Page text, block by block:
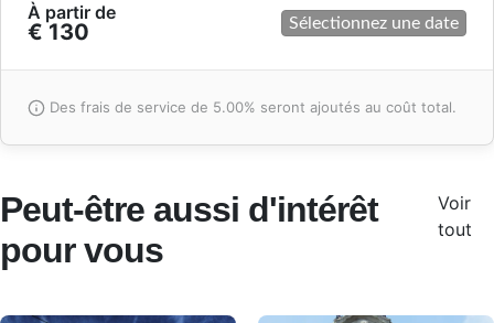
À partir de
€ 130 Sélectionnez une date
Des frais de service de 5.00% seront ajoutés au coût total.
Peut-être aussi d'intérêt
pour vous
Voir
tout